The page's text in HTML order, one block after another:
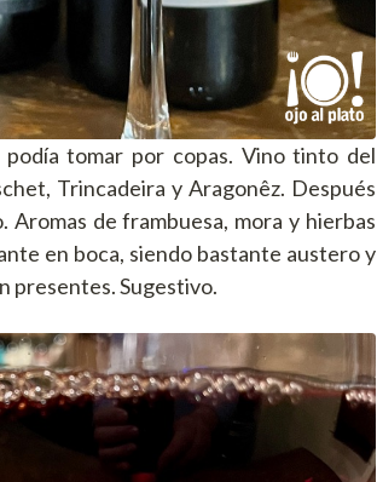
tomar por copas. Vino tinto del
Trincadeira y Aragonêz. Después
de frambuesa, mora y hierbas
en boca, siendo bastante austero y
presentes. Sugestivo.